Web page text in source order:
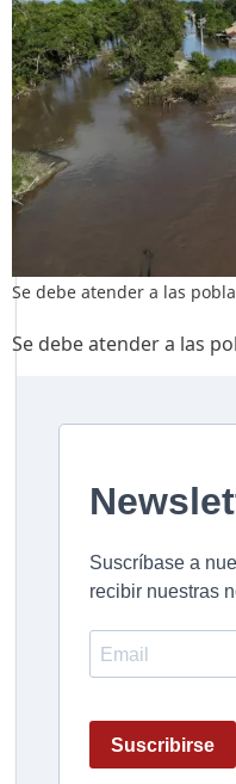
Se debe atender a las
Se debe atender a las